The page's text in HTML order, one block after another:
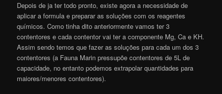
Depois de ja ter todo pronto, existe agora a necessidade de
aplicar a formula e preparar as soluções com os reagentes
químicos. Como tinha dito anteriormente vamos ter 3
contentores e cada contentor vai ter a componente Mg, Ca e KH.
Assim sendo temos que fazer as soluções para cada um dos 3
contentores (a Fauna Marin pressupõe contentores de 5L de
capacidade, no entanto podemos extrapolar quantidades para
maiores/menores contentores).